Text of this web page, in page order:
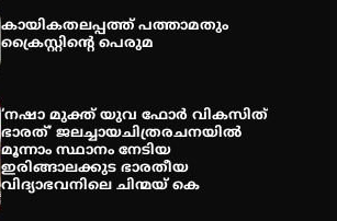
തീയതികളിൽ
കായികതലപ്പത്ത് പത്താമതും
ക്രൈസ്റ്റിന്റെ പെരുമ
‘നഷാ മുക്ത് യുവ ഫോർ വികസിത്
ഭാരത്’ ജലച്ചായചിത്രരചനയിൽ
മൂന്നാം സ്ഥാനം നേടിയ
ഇരിങ്ങാലക്കുട ഭാരതീയ
വിദ്യാഭവനിലെ ചിന്മയ് കെ